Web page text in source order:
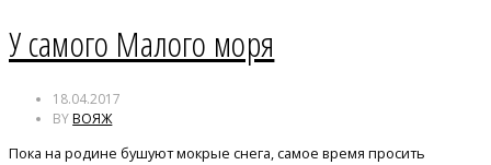
У самого Малого моря
18.04.2017
BYВОЯЖ
Пока на родине бушуют мокрые снега, самое время просить